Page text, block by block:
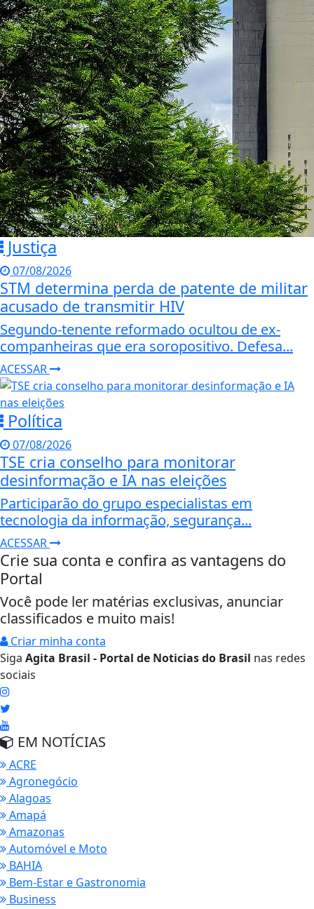
Justiça
07/08/2026
STM determina perda de patente de militar
acusado de transmitir HIV
Segundo-tenente reformado ocultou de ex-
companheiras que era soropositivo. Defesa...
ACESSAR
Política
07/08/2026
TSE cria conselho para monitorar
desinformação e IA nas eleições
Participarão do grupo especialistas em
tecnologia da informação, segurança...
ACESSAR
Crie sua conta e confira as vantagens do
Portal
Você pode ler matérias exclusivas, anunciar
classificados e muito mais!
Criar minha conta
Siga Agita Brasil - Portal de Noticias do Brasil nas redes
sociais
EM NOTÍCIAS
ACRE
Agronegócio
Alagoas
Amapá
Amazonas
Automóvel e Moto
BAHIA
Bem-Estar e Gastronomia
Business